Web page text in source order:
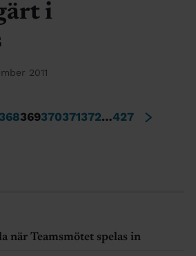
i
2011
368369370371372…427
när Teamsmötet spelas in